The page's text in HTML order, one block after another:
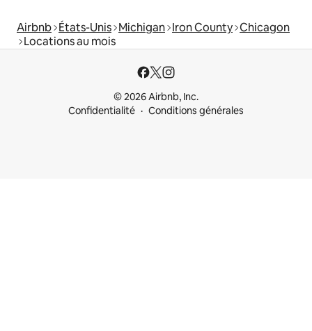
Airbnb États-Unis Michigan Iron County Chicagon
Locations au mois
© 2026 Airbnb, Inc.
Confidentialité
Conditions générales